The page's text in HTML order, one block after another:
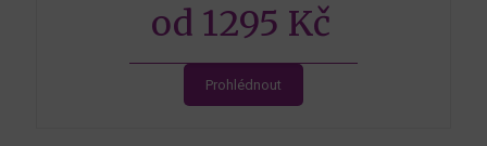
od 1295 Kč
Prohlédnout